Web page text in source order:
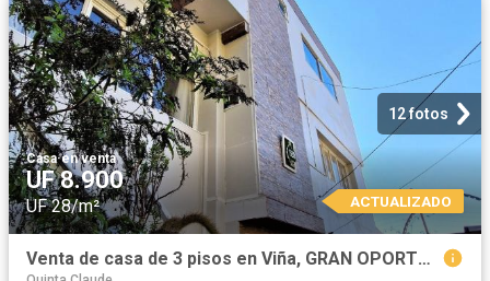
12 fotos
Casa·en venta
UF 8.900
UF 28/m² ACTUALIZADO
Venta de casa de 3 pisos en Viña, GRAN OPORTUNIDAD, emprendedor CREATIVO. 8.900 UF